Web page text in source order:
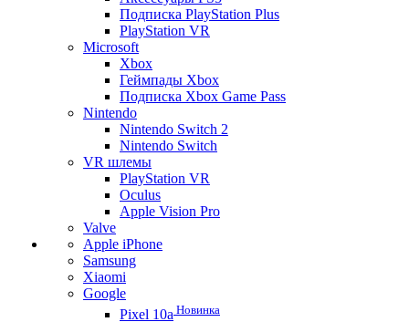
Подписка PlayStation Plus
PlayStation VR
Microsoft
Xbox
Геймпады Xbox
Подписка Xbox Game Pass
Nintendo
Nintendo Switch 2
Nintendo Switch
VR шлемы
PlayStation VR
Oculus
Apple Vision Pro
Valve
Apple iPhone
Samsung
Xiaomi
Google
Pixel 10a Новинка